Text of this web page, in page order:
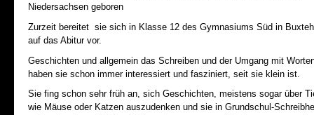
Niedersachsen geboren
Zurzeit bereitet sie sich in Klasse 12 des Gymnasiums Süd in
auf das Abitur vor.
Geschichten und allgemein das Schreiben und der Umgang mit
haben sie schon immer interessiert und fasziniert, seit sie klein ist.
Sie fing schon sehr früh an, sich Geschichten, meistens sogar über
wie Mäuse oder Katzen auszudenken und sie in Grundschul-